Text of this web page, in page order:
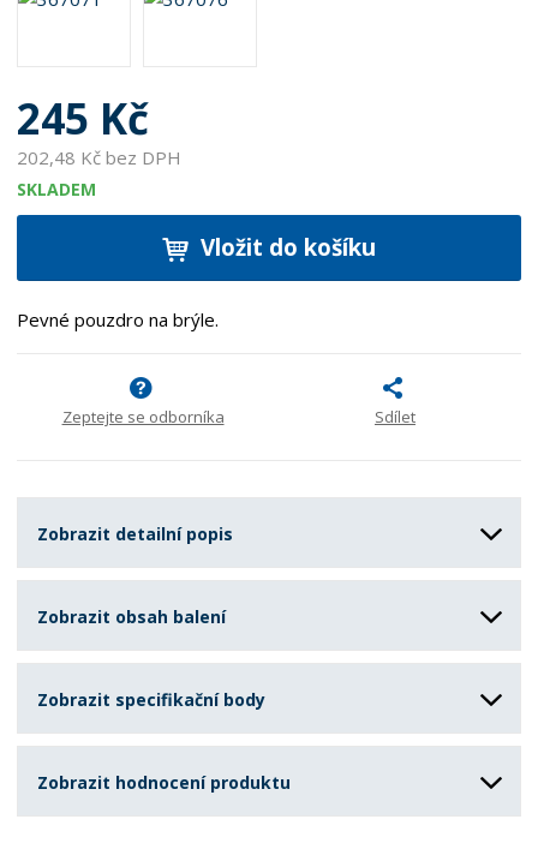
245 Kč
202,48 Kč bez DPH
SKLADEM
Vložit do košíku
Pevné pouzdro na brýle.
Zeptejte se odborníka Sdílet
Zobrazit detailní popis
Zobrazit obsah balení
Zobrazit specifikační body
Zobrazit hodnocení produktu